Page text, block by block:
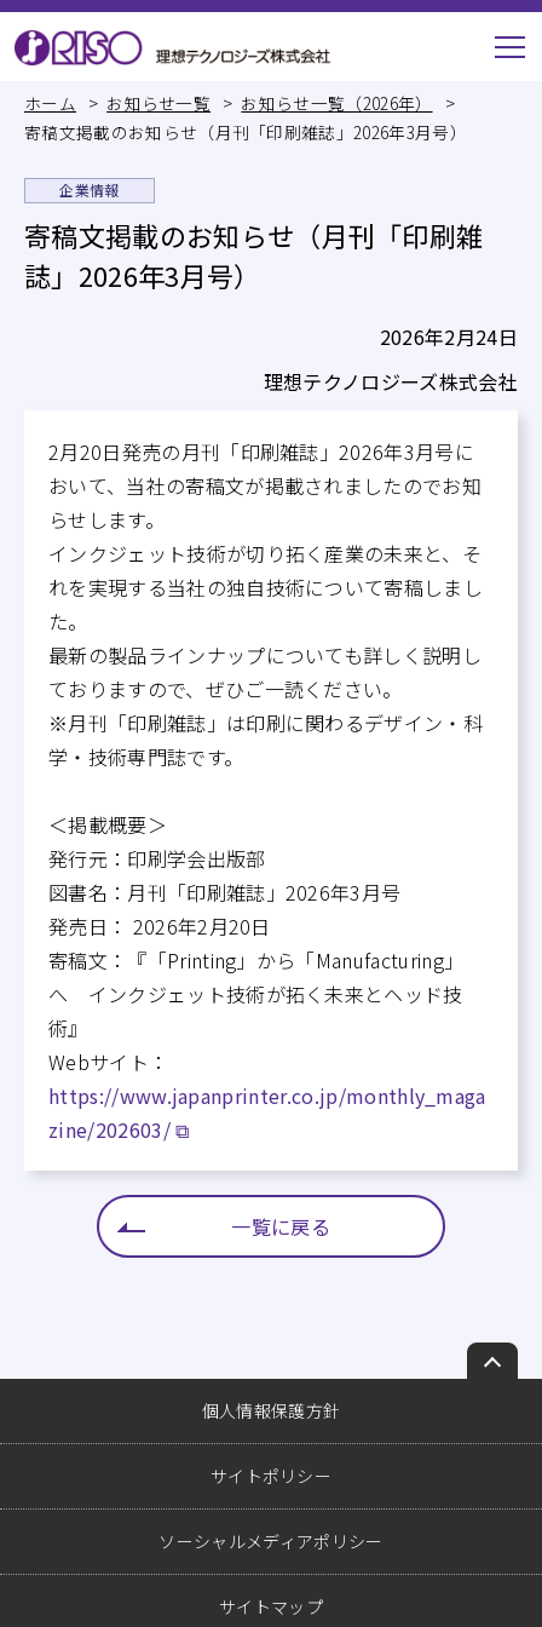
ホーム お知らせ一覧
お知らせ一覧（2026年）
寄稿文掲載のお知らせ（月刊「印刷雑誌」2026年3月号）
企業情報
寄稿文掲載のお知らせ（月刊「印刷雑
誌」2026年3月号）
2026年2月24日
理想テクノロジーズ株式会社
2月20日発売の月刊「印刷雑誌」2026年3月号に
おいて、当社の寄稿文が掲載されましたのでお知
らせします。
インクジェット技術が切り拓く産業の未来と、そ
れを実現する当社の独自技術について寄稿しまし
た。
最新の製品ラインナップについても詳しく説明し
ておりますので、ぜひご一読ください。
※月刊「印刷雑誌」は印刷に関わるデザイン・科
学・技術専門誌です。
＜掲載概要＞
発行元：印刷学会出版部
図書名：月刊「印刷雑誌」2026年3月号
発売日： 2026年2月20日
寄稿文：『「Printing」から「Manufacturing」
へ インクジェット技術が拓く未来とヘッド技
術』
Webサイト：
https://www.japanprinter.co.jp/monthly_maga
zine/202603/ ⧉
一覧に戻る
ペ
ト
プ
戻
個人情報保護方針
サイトポリシー
ソーシャルメディアポリシー
サイトマップ